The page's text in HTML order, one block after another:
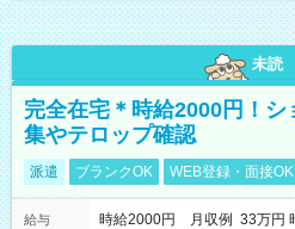
未読
完全在宅＊時給2000円！
集やテロップ確認
派遣 ブランクOK WEB登録・面接OK
給与
時給2000円 月収例 33万円